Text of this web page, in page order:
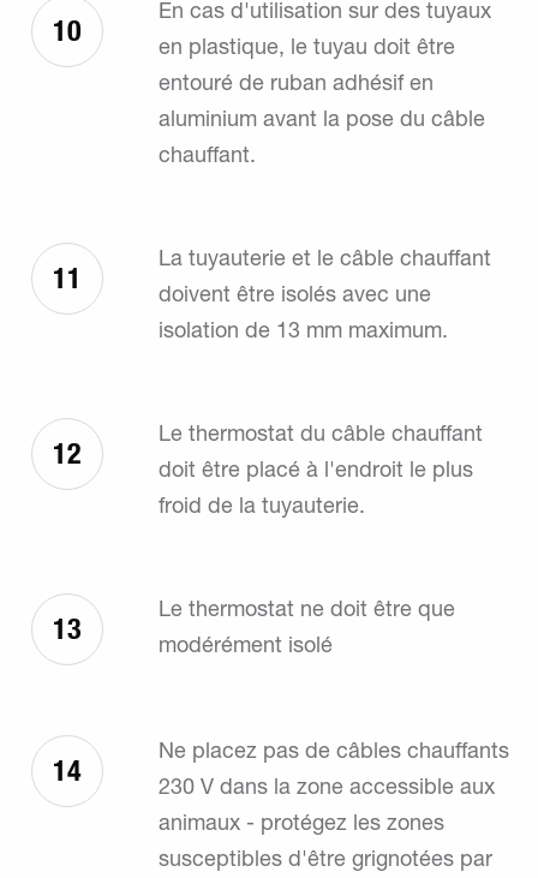
10
En cas d'utilisation sur des tuyaux
en plastique, le tuyau doit être
entouré de ruban adhésif en
aluminium avant la pose du câble
chauffant.
11
La tuyauterie et le câble chauffant
doivent être isolés avec une
isolation de 13 mm maximum.
12
Le thermostat du câble chauffant
doit être placé à l'endroit le plus
froid de la tuyauterie.
13
Le thermostat ne doit être que
modérément isolé
14
Ne placez pas de câbles chauffants
230 V dans la zone accessible aux
animaux - protégez les zones
susceptibles d'être grignotées par